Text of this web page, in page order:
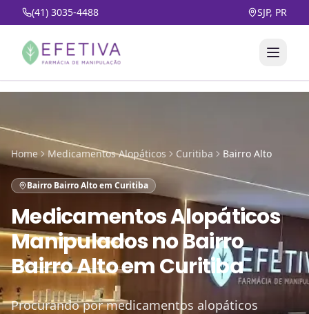
(41) 3035-4488 SJP, PR
Home Medicamentos Alopáticos Curitiba Bairro Alto
Bairro Bairro Alto em Curitiba
Medicamentos Alopáticos
ManipuladosnoBairro
Bairro Alto em Curitiba
Procurando por medicamentos alopáticos